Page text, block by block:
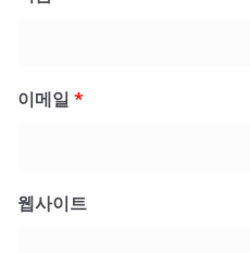
이메일 *
웹사이트